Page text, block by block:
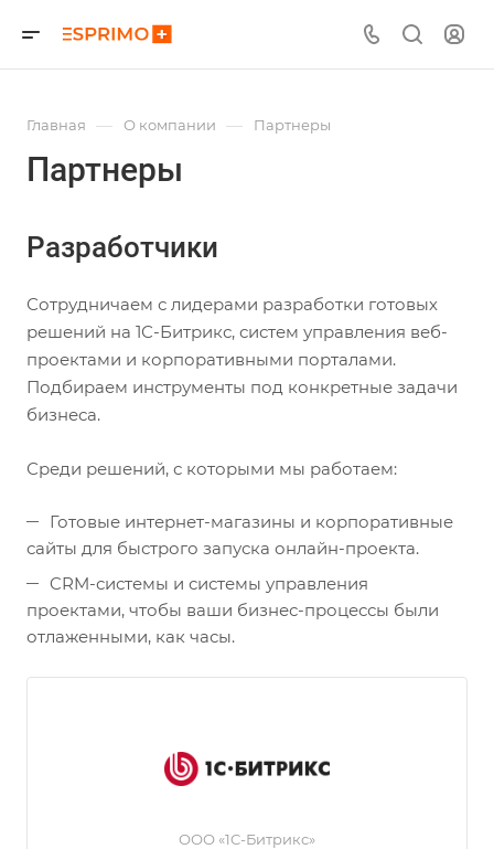
Главная — О компании — Партнеры
Партнеры
Разработчики
Сотрудничаем с лидерами разработки готовых
решений на 1С-Битрикс, систем управления веб-
проектами и корпоративными порталами.
Подбираем инструменты под конкретные задачи
бизнеса.
Среди решений, с которыми мы работаем:
Готовые интернет-магазины и корпоративные
сайты для быстрого запуска онлайн-проекта.
CRM-системы и системы управления
проектами, чтобы ваши бизнес-процессы были
отлаженными, как часы.
ООО «1C-Битрикс»